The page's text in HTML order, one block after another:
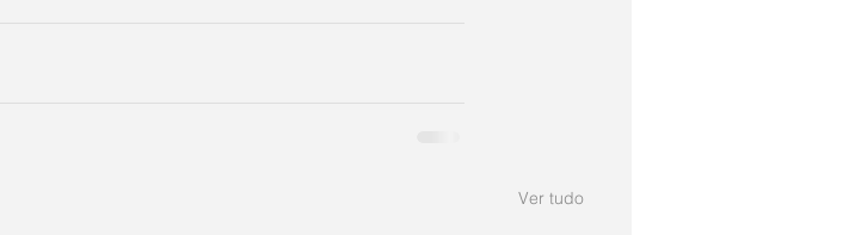
Ver tudo